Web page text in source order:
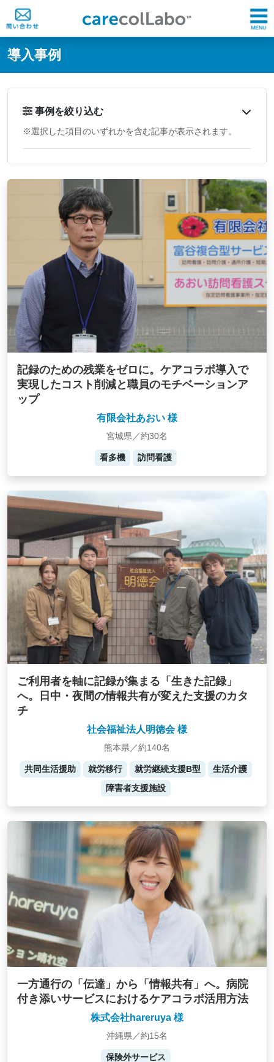
@ -0,0 +1,60 @@
導入事例
事例を絞り込む
※選択した項目のいずれかを含む記事が表示されます。
記録のための残業をゼロに。ケアコラボ導入で
実現したコスト削減と職員のモチベーションア
ップ
有限会社あおい 様
宮城県／約30名
看多機 訪問看護
ご利用者を軸に記録が集まる「生きた記録」
へ。日中・夜間の情報共有が変えた支援のカタ
チ
社会福祉法人明徳会 様
熊本県／約140名
共同生活援助 就労移行 就労継続支援B型
生活介護
障害者支援施設
一方通行の「伝達」から「情報共有」へ。病院
付き添いサービスにおけるケアコラボ活用方法
株式会社hareruya 様
沖縄県／約15名
保険外サービス